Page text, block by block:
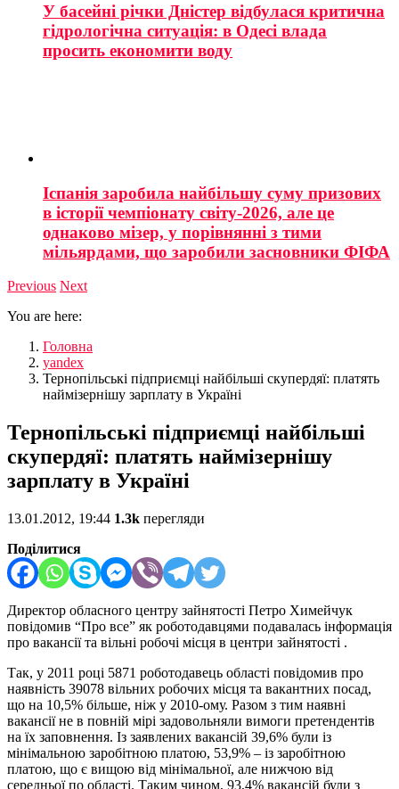
У басейні річки Дністер відбулася критична
гідрологічна ситуація: в Одесі влада
просить економити воду
Іспанія заробила найбільшу суму призових
в історії чемпіонату світу-2026, але це
однаково мізер, у порівнянні з тими
мільярдами, що заробили засновники ФІФА
Previous Next
You are here:
Головна
yandex
Тернопільські підприємці найбільші скупердяї: платять
наймізернішу зарплату в Україні
Тернопільські підприємці найбільші
скупердяї: платять наймізернішу
зарплату в Україні
13.01.2012, 19:44 1.3k перегляди
Поділитися
Директор обласного центру зайнятості Петро Химейчук
повідомив “Про все” як роботодавцями подавалась інформація
про вакансії та вільні робочі місця в центри зайнятості .
Так, у 2011 році 5871 роботодавець області повідомив про
наявність 39078 вільних робочих місця та вакантних посад,
що на 10,5% більше, ніж у 2010-ому. Разом з тим наявні
вакансії не в повній мірі задовольняли вимоги претендентів
на їх заповнення. Із заявлених вакансій 39,6% були із
мінімальною заробітною платою, 53,9% – із заробітною
платою, що є вищою від мінімальної, але нижчою від
середньої по області. Таким чином, 93,4% вакансій були з